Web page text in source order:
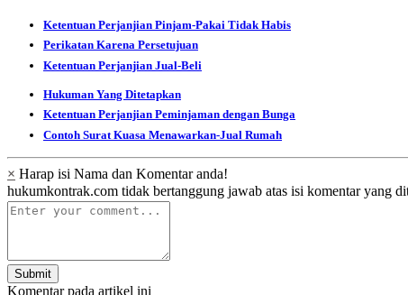
Ketentuan Perjanjian Pinjam-Pakai Tidak Habis
Perikatan Karena Persetujuan
Ketentuan Perjanjian Jual-Beli
Hukuman Yang Ditetapkan
Ketentuan Perjanjian Peminjaman dengan Bunga
Contoh Surat Kuasa Menawarkan-Jual Rumah
× Harap isi Nama dan Komentar anda!
hukumkontrak.com tidak bertanggung jawab atas isi komentar yang
Submit
Komentar pada artikel ini